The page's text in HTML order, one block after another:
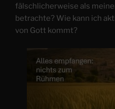
fälschlicherweise als
betrachte? Wie kann ich
von Gott kommt?